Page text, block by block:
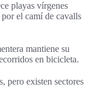
playas vírgenes
el camí de cavalls
mantiene su
en bicicleta.
pero existen sectores